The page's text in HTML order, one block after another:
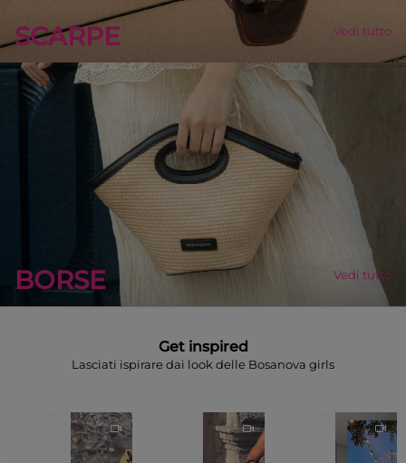
SCARPE Vedi tutto
BORSE Vedi tutto
Get inspired
Lasciati ispirare dai look delle Bosanova girls